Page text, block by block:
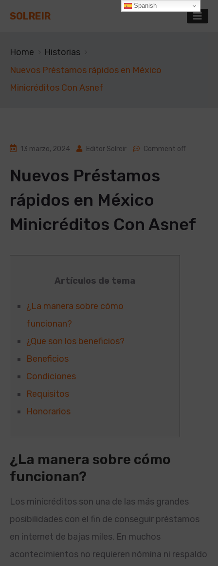
SOLREIR
Home
Historias
Nuevos Préstamos rápidos en México
Minicréditos Con Asnef
13 marzo, 2024 Editor Solreir Comment off
Nuevos Préstamos
rápidos en México
Minicréditos Con Asnef
Artículos de tema
¿La manera sobre cómo
funcionan?
¿Que son los beneficios?
Beneficios
Condiciones
Requisitos
Honorarios
¿La manera sobre cómo
funcionan?
Los minicréditos son una de las más grandes
posibilidades con el fin de conseguir préstamos
en internet de bajas miles. En muchos
acontecimientos no requieren nómina ni respaldo
Spanish